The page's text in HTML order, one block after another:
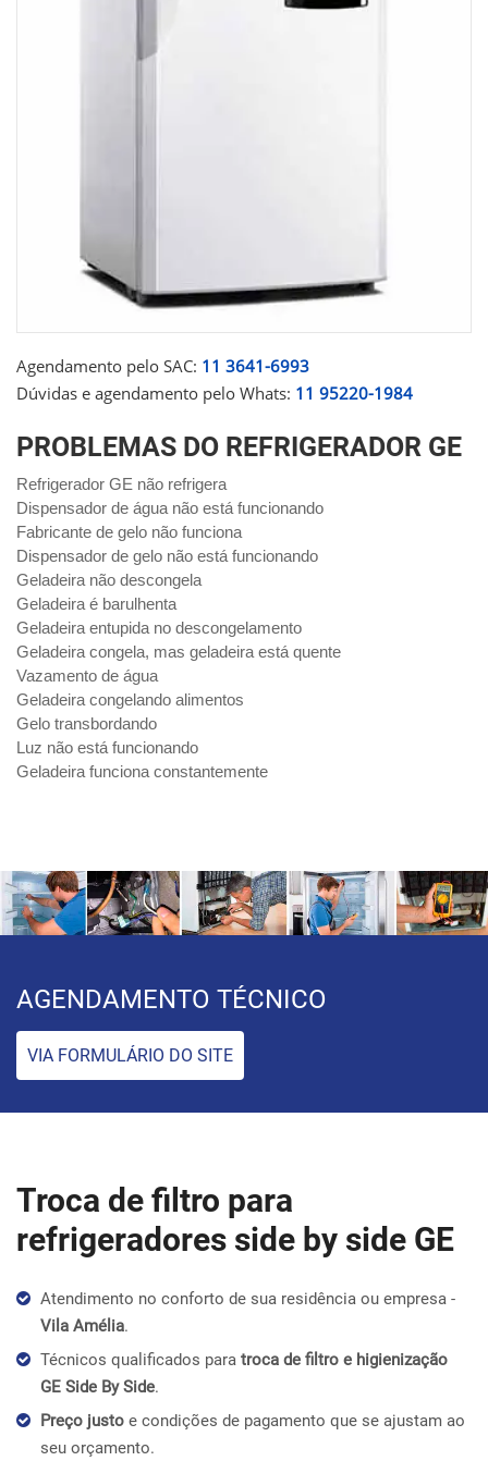
Agendamento pelo SAC: 11 3641-6993
Dúvidas e agendamento pelo Whats: 11 95220-1984
PROBLEMAS DO REFRIGERADOR GE
Refrigerador GE não refrigera
Dispensador de água não está funcionando
Fabricante de gelo não funciona
Dispensador de gelo não está funcionando
Geladeira não descongela
Geladeira é barulhenta
Geladeira entupida no descongelamento
Geladeira congela, mas geladeira está quente
Vazamento de água
Geladeira congelando alimentos
Gelo transbordando
Luz não está funcionando
Geladeira funciona constantemente
AGENDAMENTO TÉCNICO
VIA FORMULÁRIO DO SITE
Troca de filtro para
refrigeradores side by side GE
Atendimento no conforto de sua residência ou empresa -
Vila Amélia.
Técnicos qualificados para troca de filtro e higienização
GE Side By Side.
Preço justo e condições de pagamento que se ajustam ao
seu orçamento.